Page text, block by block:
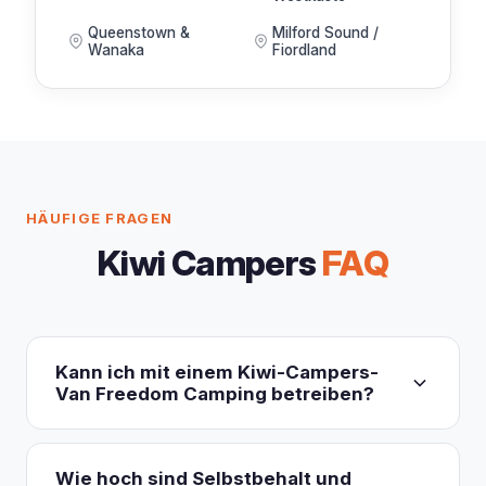
Queenstown &
Wanaka
Milford Sound /
Fiordland
HÄUFIGE FRAGEN
Kiwi CampersFAQ
Kann ich mit einem Kiwi-Campers-
Van Freedom Camping betreiben?
Ja. Jedes Kiwi-Campers-Modell ist zertifiziert
autark (self-contained), was dir das Freedom
Wie hoch sind Selbstbehalt und